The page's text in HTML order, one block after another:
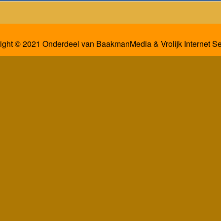
© 2021 Onderdeel van BaakmanMedia& Vrolijk Internet